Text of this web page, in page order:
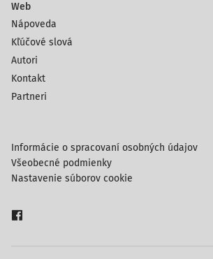
Web
Nápoveda
Kľúčové slová
Autori
Kontakt
Partneri
Informácie o spracovaní osobných údajov
Všeobecné podmienky
Nastavenie súborov cookie